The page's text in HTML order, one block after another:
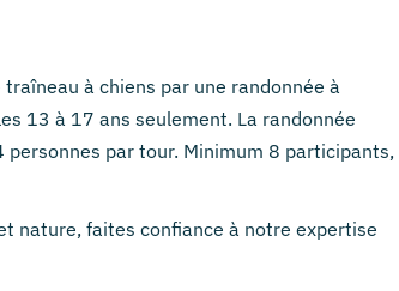
à chiens par une randonnée à
13 à 17 ans seulement. La randonnée
par tour. Minimum 8 participants,
nature, faites confiance à notre expertise